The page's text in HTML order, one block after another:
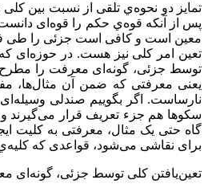
تمایز دو نحوه‌ي تلقی از نسبت بین
پس از آنکه قوه‌ي حکم را قوه‌ای
معین است و کافی است جزئی را طی
تعین امر کلی نیز هست. در حوزه‌ای
توسط جزئی، گونه‌ای معرفت را
یعنی معرفتی که ضمن آن مثال‌ها،
نارساست. اگر بگويیم صندلی
سکو‌ها هم جزء تعریف قرار می‌گیرند
گاه حتی یک مثال، معرفتی به کلیت
برای نقاشی می‌شود، قواعدی که
تعین‌یافتن کلی توسط جزئی،